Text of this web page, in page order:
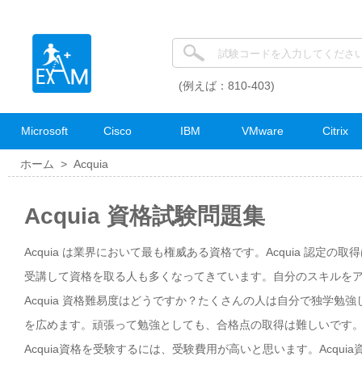
(例えば：810-403)
Microsoft Cisco IBM VMware Citrix
ホーム > Acquia
Acquia 資格試験問題集
Acquia は業界において最も権威ある資格です。Acquia 認定の取
受講して資格を取る人も多くなってきています。自分のスキル
Acquia 資格難易度はどうですか？たくさんの人は自分で独学勉
を広めます。頑張って勉強としても、合格点の取得は難しいで
Acquia資格を受験するには、受験費用が高いと思います。